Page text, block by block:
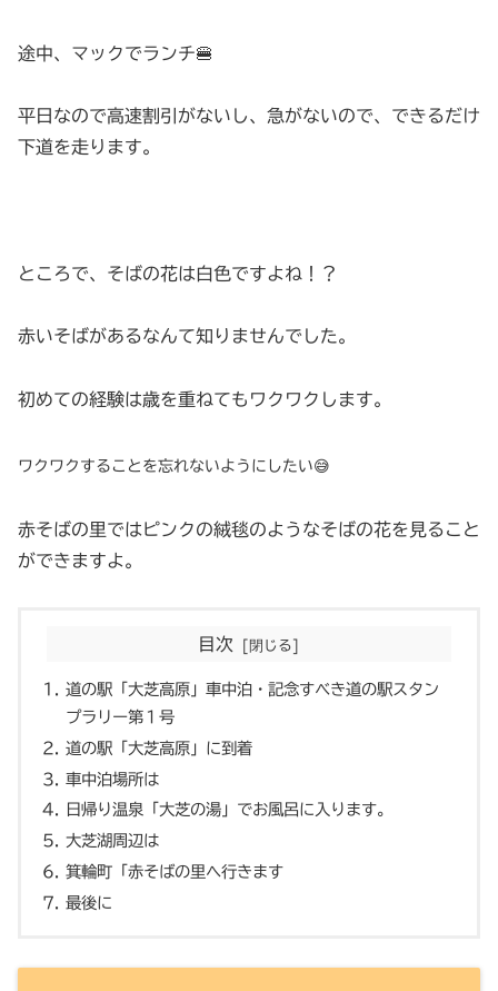
途中、マックでランチ🍔
平日なので高速割引がないし、急がないので、できるだけ
下道を走ります。
ところで、そばの花は白色ですよね！？
赤いそばがあるなんて知りませんでした。
初めての経験は歳を重ねてもワクワクします。
ワクワクすることを忘れないようにしたい😅
赤そばの里ではピンクの絨毯のようなそばの花を見ること
ができますよ。
目次
道の駅「大芝高原」車中泊・記念すべき道の駅スタン
プラリー第１号
道の駅「大芝高原」に到着
車中泊場所は
日帰り温泉「大芝の湯」でお風呂に入ります。
大芝湖周辺は
箕輪町「赤そばの里へ行きます
最後に